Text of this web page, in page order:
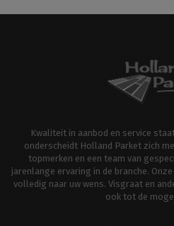
Kwaliteit in aanbod en service
onderscheidt Holland Parket zich
topmerken en een team van
jarenlange ervaring in de branche.
volledig naar uw wens. Visgraat en
ook tot de